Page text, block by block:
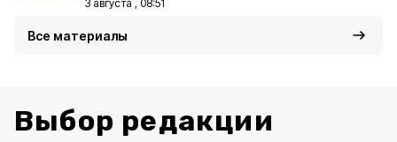
3 августа , 08:51
Все материалы
Выбор редакции